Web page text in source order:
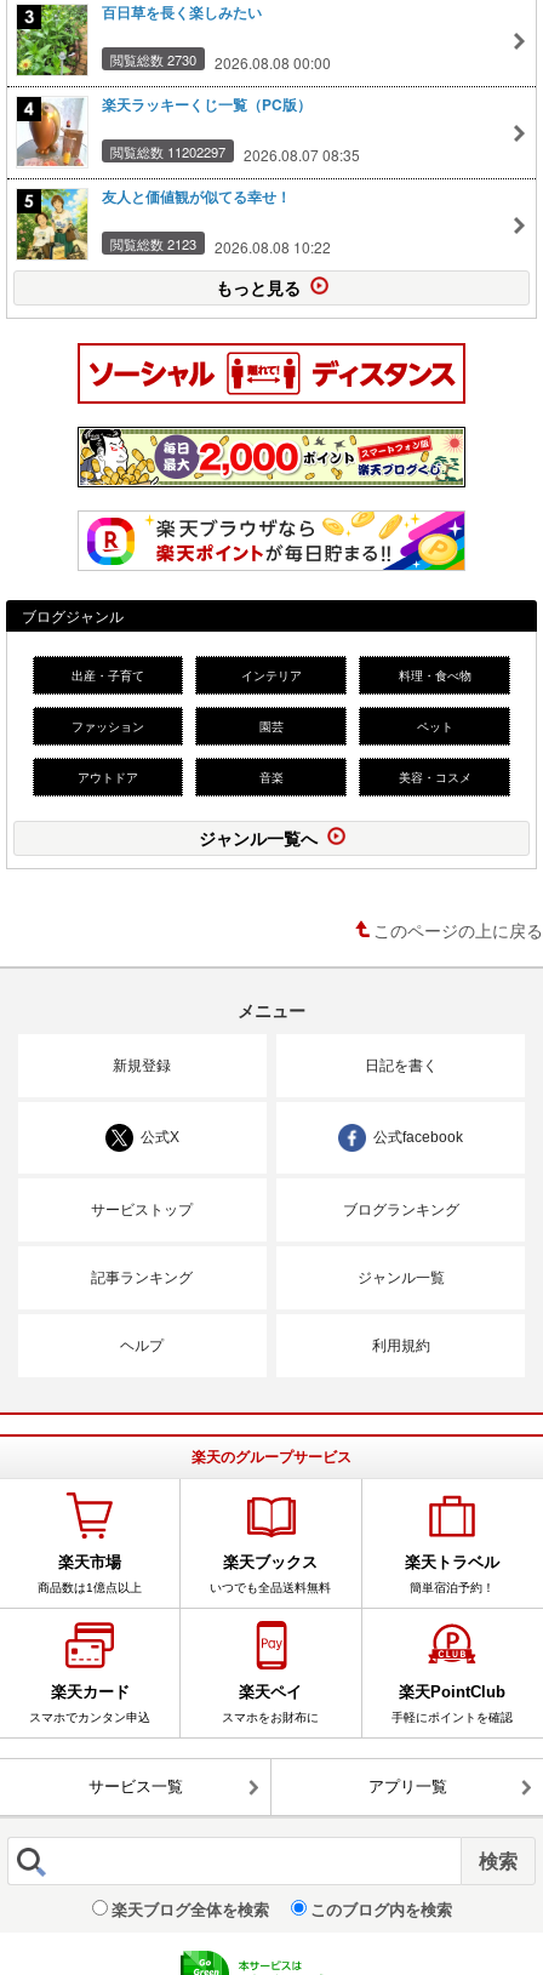
百日草を長く楽しみたい
閲覧総数 2730 2026.08.08 00:00
楽天ラッキーくじ一覧（PC版）
閲覧総数 11202297 2026.08.07 08:35
友人と価値観が似てる幸せ！
閲覧総数 2123 2026.08.08 10:22
もっと見る
ブログジャンル
出産・子育て インテリア 料理・食べ物
ファッション 園芸 ペット
アウトドア 音楽 美容・コスメ
ジャンル一覧へ
このページの上に戻る
メニュー
新規登録 日記を書く
公式X 公式facebook
サービストップ ブログランキング
記事ランキング ジャンル一覧
ヘルプ 利用規約
楽天のグループサービス
楽天市場
商品数は1億点以上
楽天ブックス
いつでも全品送料無料
楽天トラベル
簡単宿泊予約！
楽天カード
スマホでカンタン申込
楽天ペイ
スマホをお財布に
楽天PointClub
手軽にポイントを確認
サービス一覧 アプリ一覧
楽天ブログ全体を検索 このブログ内を検索